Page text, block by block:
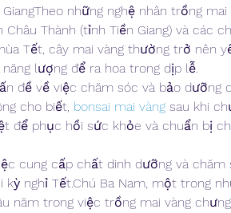
những nghệ nhân trồng
Châu Thành (tỉnh Tiền Giang) và các
Tết, cây mai vàng thường trở nên
lượng để ra hoa trong dịp lễ.
đề về việc chăm sóc và bảo dưỡng
cho biết, bonsai mai vàng sau khi
để phục hồi sức khỏe và chuẩn bị
cung cấp chất dinh dưỡng và
nghỉ Tết.Chú Ba Nam, một trong
năm trong việc trồng mai vàng